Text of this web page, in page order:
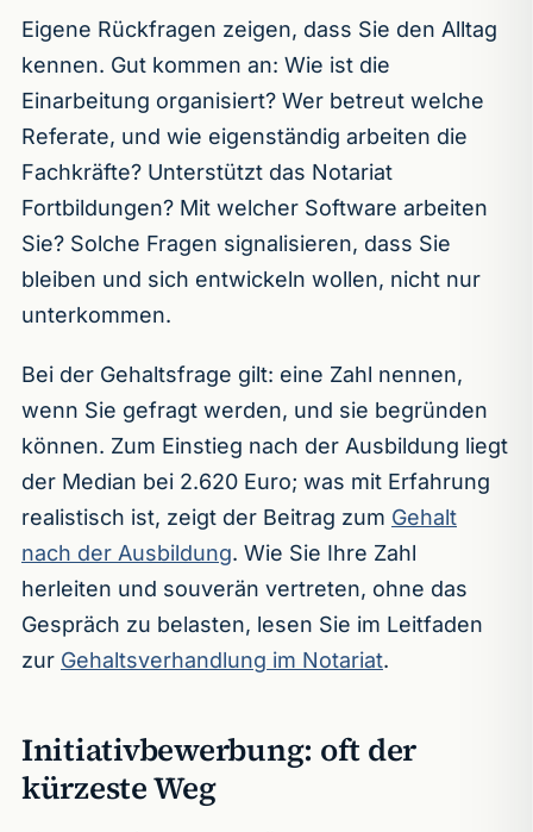
Eigene Rückfragen zeigen, dass Sie den Alltag
kennen. Gut kommen an: Wie ist die
Einarbeitung organisiert? Wer betreut welche
Referate, und wie eigenständig arbeiten die
Fachkräfte? Unterstützt das Notariat
Fortbildungen? Mit welcher Software arbeiten
Sie? Solche Fragen signalisieren, dass Sie
bleiben und sich entwickeln wollen, nicht nur
unterkommen.
Bei der Gehaltsfrage gilt: eine Zahl nennen,
wenn Sie gefragt werden, und sie begründen
können. Zum Einstieg nach der Ausbildung liegt
der Median bei 2.620 Euro; was mit Erfahrung
realistisch ist, zeigt der Beitrag zum Gehalt
nach der Ausbildung. Wie Sie Ihre Zahl
herleiten und souverän vertreten, ohne das
Gespräch zu belasten, lesen Sie im Leitfaden
zur Gehaltsverhandlung im Notariat.
Initiativbewerbung: oft der
kürzeste Weg